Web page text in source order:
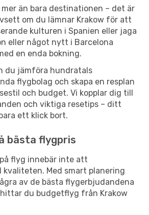
mer än bara destinationen – det är
om du lämnar Krakow för att
kulturen i Spanien eller jaga
eller något nytt i Barcelona
en enda bokning.
du jämföra hundratals
flygbolag och skapa en resplan
och budget. Vi kopplar dig till
och viktiga resetips – ditt
ett klick bort.
bästa flygpris
flyg innebär inte att
kvaliteten. Med smart planering
av de bästa flygerbjudandena
hittar du budgetflyg från Krakow